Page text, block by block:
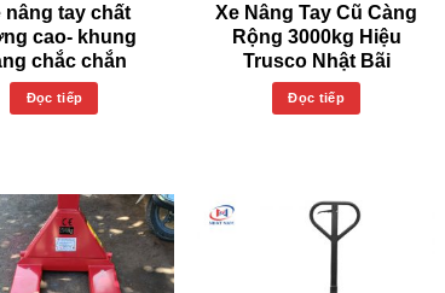
nâng tay chất
cao- khung
chắc chắn
Đọc tiếp
Xe Nâng Tay Cũ Càng
Rộng 3000kg Hiệu
Trusco Nhật Bãi
Đọc tiếp